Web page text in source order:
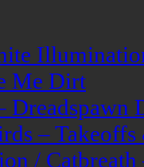
Me Dirt
Dreadspawn
–
/